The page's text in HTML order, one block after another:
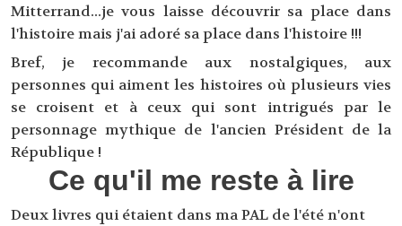
Mitterrand...je vous laisse découvrir sa place dans
l'histoire mais j'ai adoré sa place dans l'histoire !!!
Bref, je recommande aux nostalgiques, aux
personnes qui aiment les histoires où plusieurs vies
se croisent et à ceux qui sont intrigués par le
personnage mythique de l'ancien Président de la
République !
Ce qu'il me reste à lire
Deux livres qui étaient dans ma PAL de l'été n'ont